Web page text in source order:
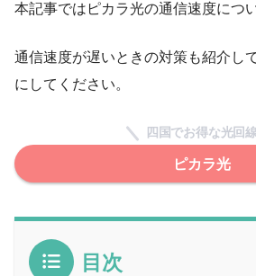
本記事ではピカラ光の通信速度につ
通信速度が遅いときの対策も紹介し
にしてください。
四国でお得な光回
ピカラ光
目次